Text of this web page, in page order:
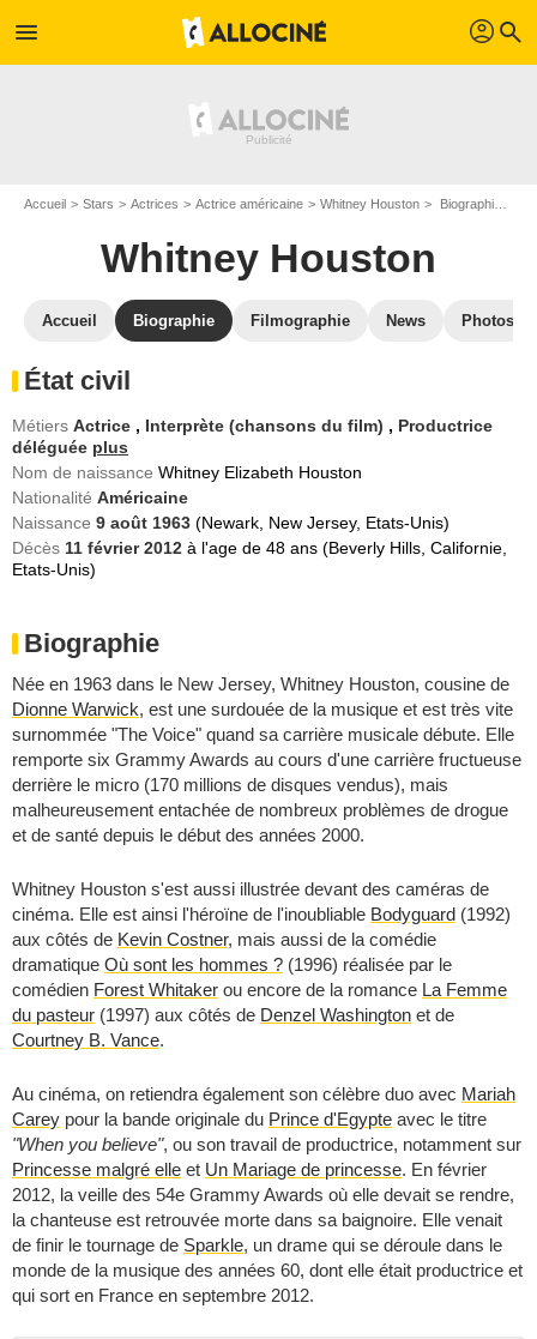
menu profil search
Accueil Stars Actrices Actrice américaine Whitney Houston Biographie Whitney Houston
Whitney Houston
Accueil Biographie Filmographie News Photos
État civil
Métiers Actrice , Interprète (chansons du film) , Productrice
déléguée plus
Nom de naissance Whitney Elizabeth Houston
Nationalité Américaine
Naissance 9 août 1963 (Newark, New Jersey, Etats-Unis)
Décès 11 février 2012 à l'age de 48 ans (Beverly Hills, Californie,
Etats-Unis)
Biographie
Née en 1963 dans le New Jersey, Whitney Houston, cousine de
Dionne Warwick, est une surdouée de la musique et est très vite
surnommée "The Voice" quand sa carrière musicale débute. Elle
remporte six Grammy Awards au cours d'une carrière fructueuse
derrière le micro (170 millions de disques vendus), mais
malheureusement entachée de nombreux problèmes de drogue
et de santé depuis le début des années 2000.
Whitney Houston s'est aussi illustrée devant des caméras de
cinéma. Elle est ainsi l'héroïne de l'inoubliable Bodyguard (1992)
aux côtés de Kevin Costner, mais aussi de la comédie
dramatique Où sont les hommes ? (1996) réalisée par le
comédien Forest Whitaker ou encore de la romance La Femme
du pasteur (1997) aux côtés de Denzel Washington et de
Courtney B. Vance.
Au cinéma, on retiendra également son célèbre duo avec Mariah
Carey pour la bande originale du Prince d'Egypte avec le titre
"When you believe", ou son travail de productrice, notamment sur
Princesse malgré elle et Un Mariage de princesse. En février
2012, la veille des 54e Grammy Awards où elle devait se rendre,
la chanteuse est retrouvée morte dans sa baignoire. Elle venait
de finir le tournage de Sparkle, un drame qui se déroule dans le
monde de la musique des années 60, dont elle était productrice et
qui sort en France en septembre 2012.